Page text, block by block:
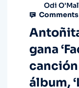
Odi
gana
álbum,